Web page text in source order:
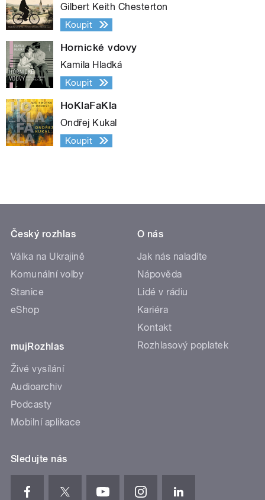
Gilbert Keith Chesterton
Koupit
Hornické vdovy
Kamila Hladká
Koupit
HoKlaFaKla
Ondřej Kukal
Koupit
Český rozhlas
Válka na Ukrajině
Komunální volby
Stanice
eShop
mujRozhlas
Živé vysílání
Audioarchiv
Podcasty
Mobilní aplikace
O nás
Jak nás naladíte
Nápověda
Lidé v rádiu
Kariéra
Kontakt
Rozhlasový poplatek
Sledujte nás